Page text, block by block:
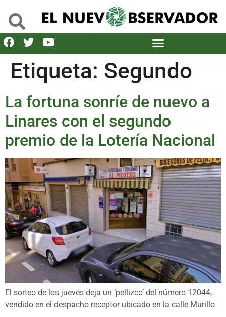
Etiqueta: Segundo
La fortuna sonríe de nuevo a
Linares con el segundo
premio de la Lotería Nacional
El sorteo de los jueves deja un ‘pellizco’ del número 12044,
vendido en el despacho receptor ubicado en la calle Murillo